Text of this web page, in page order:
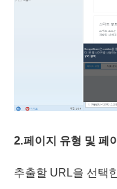
2.페이지 유형 및 페
추출할 URL을 선택